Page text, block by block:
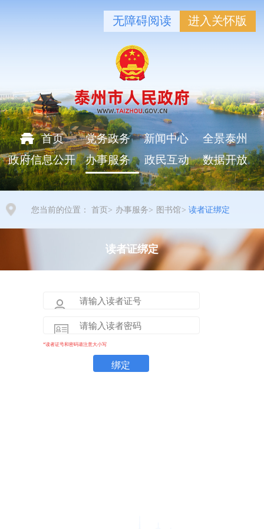
无障碍阅读 进入关怀版
首页 党务政务 新闻中心
全景泰州
政府信息公开
办事服务 政民互动 数据开放
您当前的位置： 首页> 办事服务> 图书馆> 读者证绑定
读者证绑定
*读者证号和密码请注意大小写